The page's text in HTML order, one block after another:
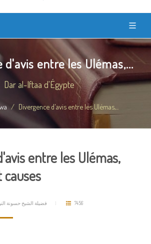
d'avis entre les Ulémas,...
Dar al-Iftaa d'Égypte
Divergence d'avis entre les Ulémas,...
entre les Ulémas,
فضيلة الشيخ حسونة 7456